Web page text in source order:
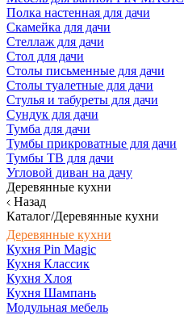
Полка настенная для дачи
Скамейка для дачи
Стеллаж для дачи
Стол для дачи
Столы письменные для дачи
Столы туалетные для дачи
Стулья и табуреты для дачи
Сундук для дачи
Тумба для дачи
Тумбы прикроватные для дачи
Тумбы ТВ для дачи
Угловой диван на дачу
Деревянные кухни
Назад
Каталог/Деревянные кухни
Деревянные кухни
Кухня Pin Magic
Кухня Классик
Кухня Хлоя
Кухня Шампань
Модульная мебель